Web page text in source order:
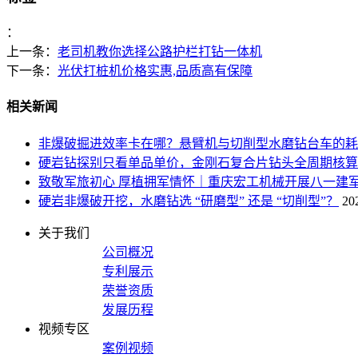
：
上一条： 老司机教你选择公路护栏打钻一体机
下一条： 光伏打桩机价格实惠,品质高有保障
相关新闻
非爆破掘进效率卡在哪？悬臂机与切削型水磨钻台车的
硬岩钻探别只看单品单价，金刚石复合片钻头全周期核
致敬军旅初心 厚植拥军情怀｜重庆宏工机械开展八一建
硬岩非爆破开挖，水磨钻选 “研磨型” 还是 “切削型”？
关于我们
公司概况
专利展示
荣誉资质
发展历程
视频专区
案例视频